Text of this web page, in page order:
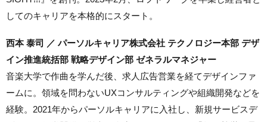
してのキャリアを本格的にスタート。
西本 泰司 ／ パーソルキャリア株式会社 テクノロジー本部 デザ
イン推進統括部 戦略デザイン部 ゼネラルマネジャー
音楽大学で作曲を学んだ後、求人広告営業を経てデザインファ
ームに。領域を問わないUXコンサルティングや組織開発などを
経験。2021年からパーソルキャリアに入社し、新規サービスデ